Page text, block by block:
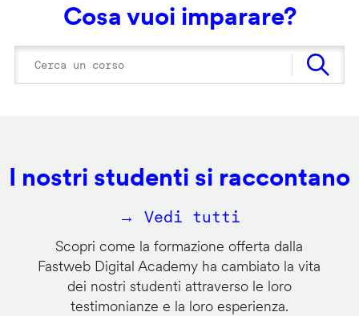
Cosa vuoi imparare?
I nostri studenti si raccontano
→ Vedi tutti
Scopri come la formazione offerta dalla
Fastweb Digital Academy ha cambiato la vita
dei nostri studenti attraverso le loro
testimonianze e la loro esperienza.